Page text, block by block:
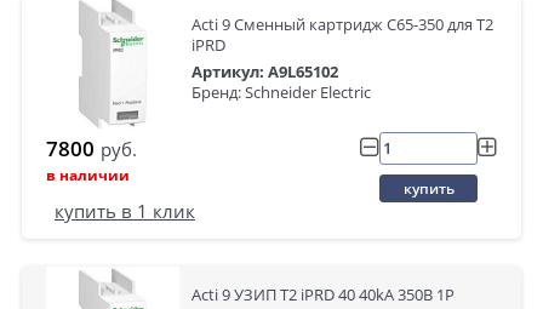
Acti 9 Сменный картридж C65-350 для Т2
iPRD
Артикул: A9L65102
Бренд: Schneider Electric
7800 руб.
в наличии
купить
купить в 1 клик
Acti 9 УЗИП Т2 iPRD 40 40kA 350В 1P